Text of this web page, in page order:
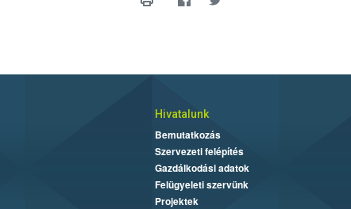
Hivatalunk
Bemutatkozás
Szervezeti felépítés
Gazdálkodási adatok
Felügyeleti szervünk
Projektek